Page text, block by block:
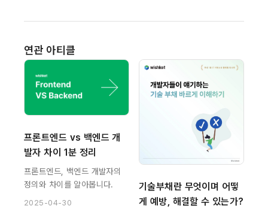
연관 아티클
프론트엔드 vs 백엔드 개
발자 차이 1분 정리
프론트엔드, 백엔드 개발자의
정의와 차이를 알아봅니다.
2025-04-30
기술부채란 무엇이며 어떻
게 예방, 해결할 수 있는가?